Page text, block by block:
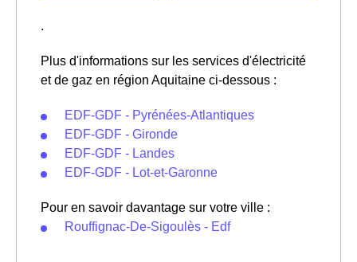
.
Plus d'informations sur les services d'électricité
et de gaz en région Aquitaine ci-dessous :
EDF-GDF - Pyrénées-Atlantiques
EDF-GDF - Gironde
EDF-GDF - Landes
EDF-GDF - Lot-et-Garonne
Pour en savoir davantage sur votre ville :
Rouffignac-De-Sigoulès - Edf